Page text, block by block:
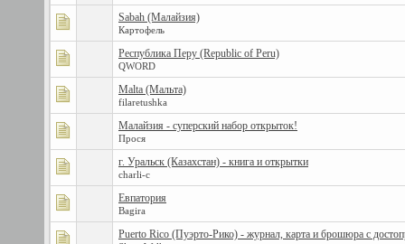
Sabah (Малайзия)
Картофель
Республика Перу (Republic of Peru)
QWORD
Malta (Мальта)
filaretushka
Малайзия - суперский набор открыток!
Прося
г. Уральск (Казахстан) - книга и открытки
charli-c
Евпатория
Bagira
Puerto Rico (Пуэрто-Рико) - журнал, карта и брошюра с